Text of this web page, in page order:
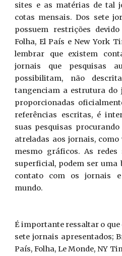
sites e as matérias de tal
cotas mensais. Dos sete
possuem restrições
Folha, El País e New York
lembrar que existem
jornais que pesquisas
possibilitam, não
tangenciam a estrutura do
proporcionadas
referências escritas, é
suas pesquisas
atreladas aos jornais, como
mesmo gráficos. As redes
superficial, podem ser
contato com os jornais
mundo.
É importante ressaltar o que
sete jornais apresentados;
País, Folha, Le Monde, NY